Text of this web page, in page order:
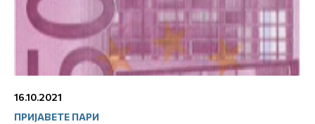
16.10.2021
ПРИЈАВЕТЕ ПАРИ